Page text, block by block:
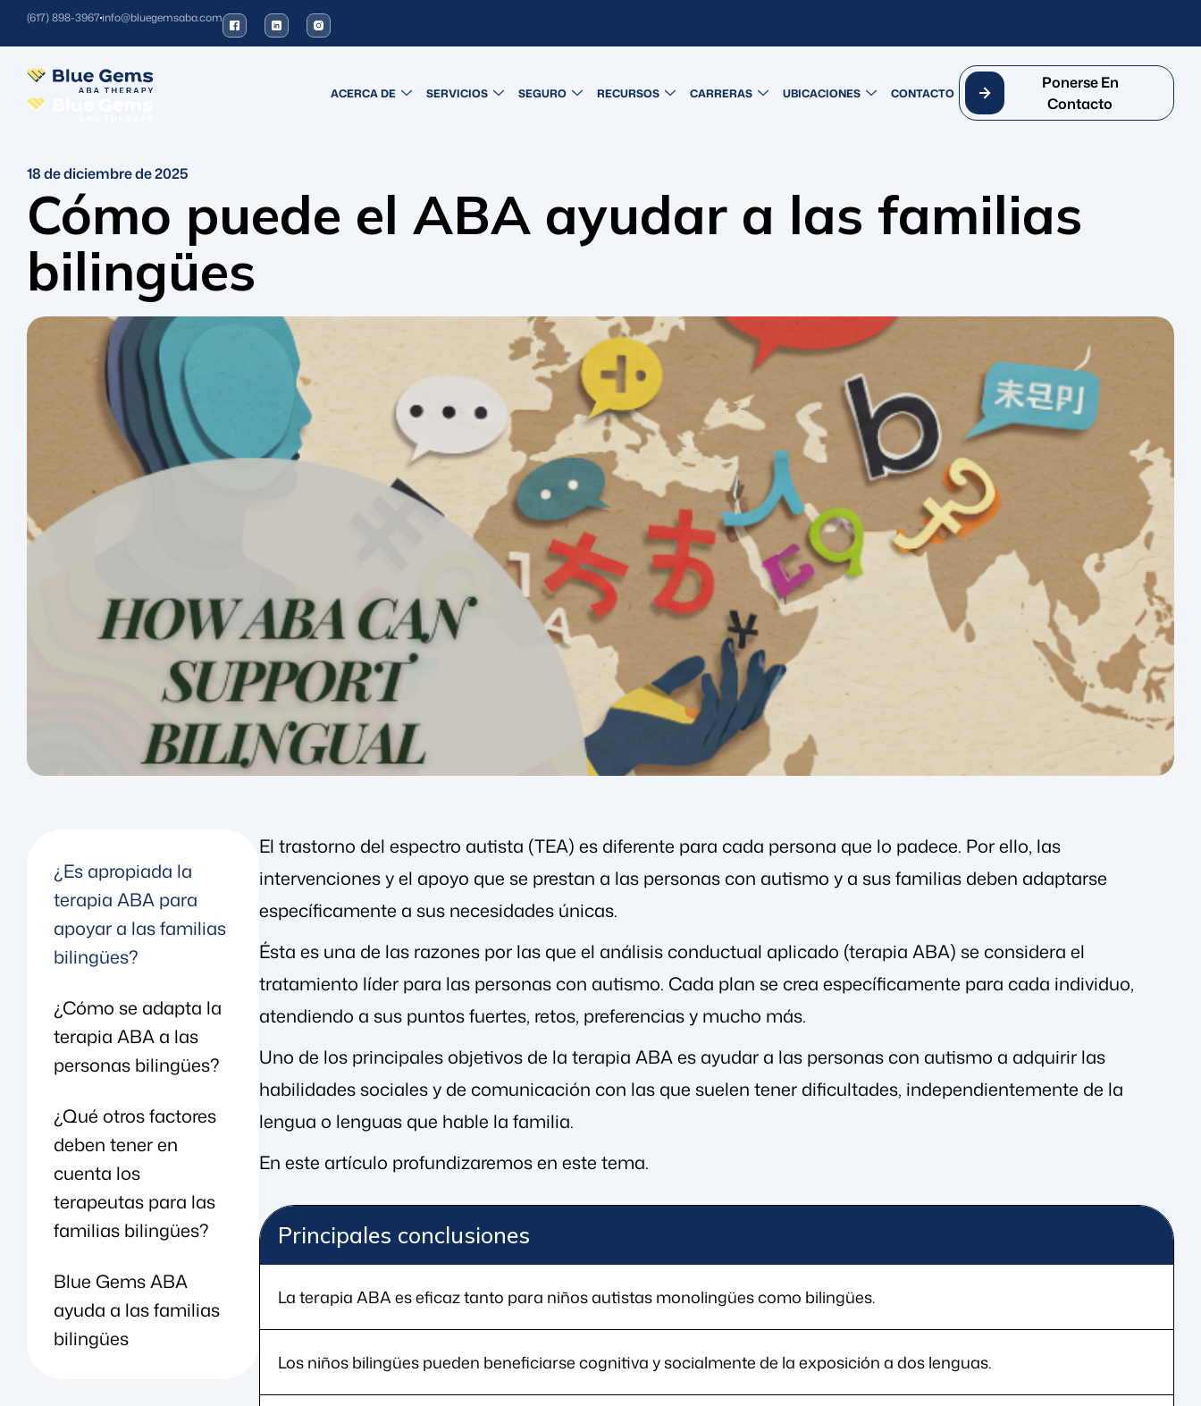
(617) 898-3967info@bluegemsaba.com
ACERCA DE SERVICIOS SEGURO RECURSOS CARRERAS UBICACIONES CONTACTO
Ponerse En
Contacto
18 de diciembre de 2025
Cómo puede el ABA ayudar a las familias
bilingües
¿Es apropiada la
terapia ABA para
apoyar a las familias
bilingües?
¿Cómo se adapta la
terapia ABA a las
personas bilingües?
¿Qué otros factores
deben tener en
cuenta los
terapeutas para las
familias bilingües?
Blue Gems ABA
ayuda a las familias
bilingües
El trastorno del espectro autista (TEA) es diferente para cada persona que lo padece. Por ello, las
intervenciones y el apoyo que se prestan a las personas con autismo y a sus familias deben adaptarse
específicamente a sus necesidades únicas.
Ésta es una de las razones por las que el análisis conductual aplicado (terapia ABA) se considera el
tratamiento líder para las personas con autismo. Cada plan se crea específicamente para cada individuo,
atendiendo a sus puntos fuertes, retos, preferencias y mucho más.
Uno de los principales objetivos de la terapia ABA es ayudar a las personas con autismo a adquirir las
habilidades sociales y de comunicación con las que suelen tener dificultades, independientemente de la
lengua o lenguas que hable la familia.
En este artículo profundizaremos en este tema.
Principales conclusiones
La terapia ABA es eficaz tanto para niños autistas monolingües como bilingües.
Los niños bilingües pueden beneficiarse cognitiva y socialmente de la exposición a dos lenguas.